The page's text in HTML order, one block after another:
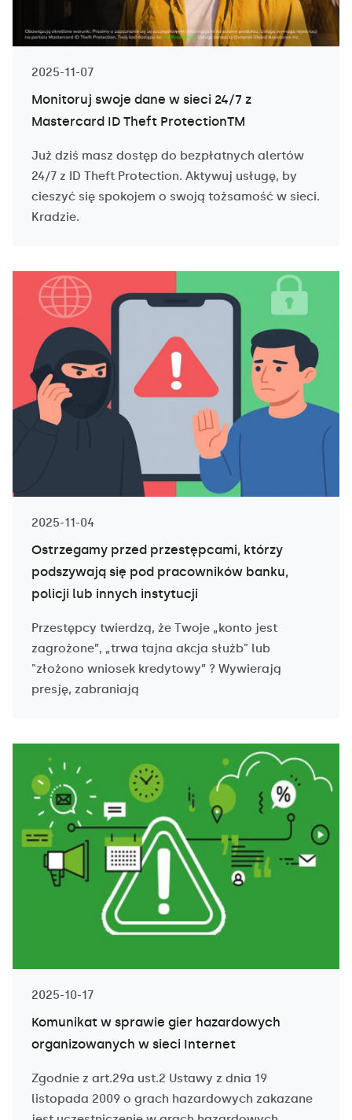
2025-11-07
Monitoruj swoje dane w sieci 24/7 z
Mastercard ID Theft ProtectionTM
Już dziś masz dostęp do bezpłatnych alertów
24/7 z ID Theft Protection. Aktywuj usługę, by
cieszyć się spokojem o swoją tożsamość w sieci.
Kradzie.
2025-11-04
Ostrzegamy przed przestępcami, którzy
podszywają się pod pracowników banku,
policji lub innych instytucji
Przestępcy twierdzą, że Twoje „konto jest
zagrożone”, „trwa tajna akcja służb" lub
"złożono wniosek kredytowy” ? Wywierają
presję, zabraniają
2025-10-17
Komunikat w sprawie gier hazardowych
organizowanych w sieci Internet
Zgodnie z art.29a ust.2 Ustawy z dnia 19
listopada 2009 o grach hazardowych zakazane